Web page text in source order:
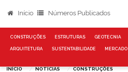
Início Números Publicados
CONSTRUÇÕES ESTRUTURAS GEOTECNIA
ARQUITETURA SUSTENTABILIDADE MERCADO
INÍCIO NOTÍCIAS CONSTRUÇÕES